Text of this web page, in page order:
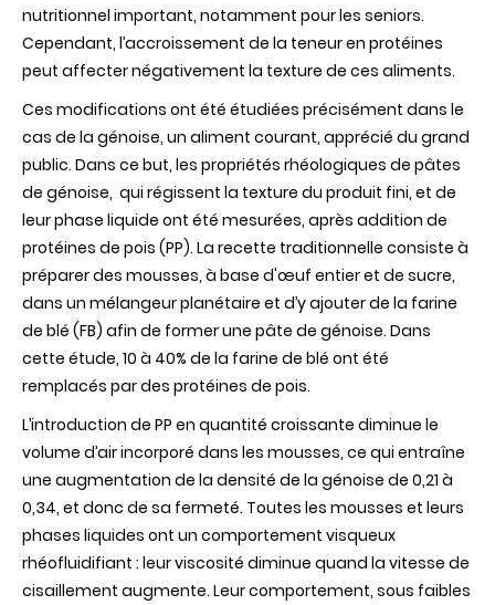
nutritionnel important, notamment pour les seniors.
Cependant, l’accroissement de la teneur en protéines
peut affecter négativement la texture de ces aliments.
Ces modifications ont été étudiées précisément dans le
cas de la génoise, un aliment courant, apprécié du grand
public. Dans ce but, les propriétés rhéologiques de pâtes
de génoise, qui régissent la texture du produit fini, et de
leur phase liquide ont été mesurées, après addition de
protéines de pois (PP). La recette traditionnelle consiste à
préparer des mousses, à base d'œuf entier et de sucre,
dans un mélangeur planétaire et d’y ajouter de la farine
de blé (FB) afin de former une pâte de génoise. Dans
cette étude, 10 à 40% de la farine de blé ont été
remplacés par des protéines de pois.
L’introduction de PP en quantité croissante diminue le
volume d’air incorporé dans les mousses, ce qui entraîne
une augmentation de la densité de la génoise de 0,21 à
0,34, et donc de sa fermeté. Toutes les mousses et leurs
phases liquides ont un comportement visqueux
rhéofluidifiant : leur viscosité diminue quand la vitesse de
cisaillement augmente. Leur comportement, sous faibles